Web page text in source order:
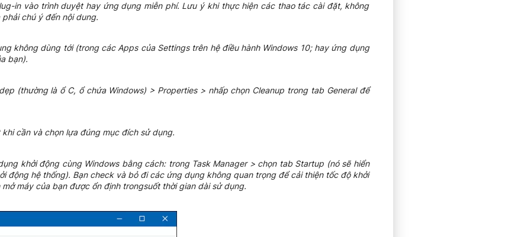
in vào trình duyệt hay ứng dụng miễn phí. Lưu ý khi thực hiện các thao tác cài đặt, không
chú ý đến nội dung.
không dùng tới (trong các Apps của Settings trên hệ điều hành Windows 10; hay ứng dụng
bạn).
(thường là ổ C, ổ chứa Windows) > Properties >nhấp chọn Cleanup trong tab General để
cần và chọn lựa đúng mục đích sử dụng.
khởi động cùng Windows bằng cách: trong Task Manager > chọn tab Startup (nó sẽ hiển
động hệ thống). Bạn check và bỏ đi các ứng dụng không quan trọng để cải thiện tốc độ khởi
máy của bạn được ổn định trongsuốt thời gian dài sử dụng.